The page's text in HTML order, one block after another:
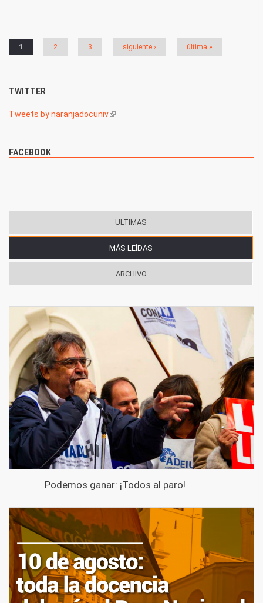
Páginas
1 2 3 siguiente › última »
TWITTER
Tweets by naranjadocuniv(link is external)
FACEBOOK
ULTIMAS
MÁS LEÍDAS
ARCHIVO
Podemos ganar: ¡Todos al paro!